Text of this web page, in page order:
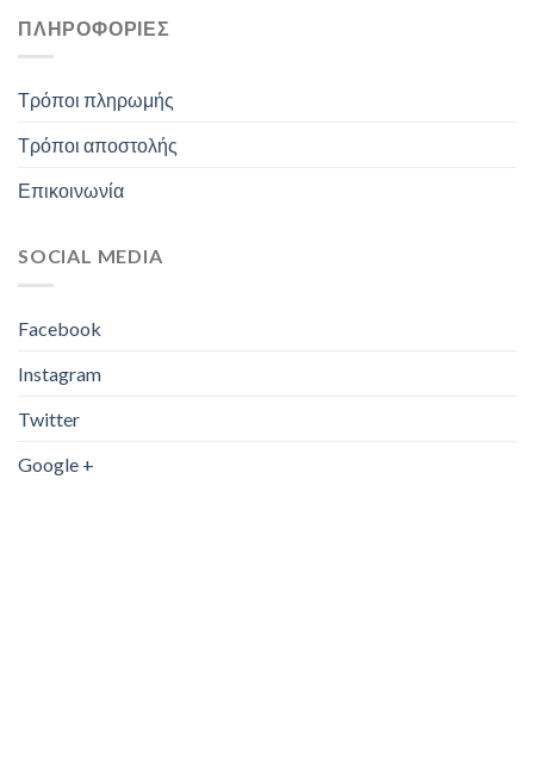
ΠΛΗΡΟΦΟΡΊΕΣ
Τρόποι πληρωμής
Τρόποι αποστολής
Επικοινωνία
SOCIAL MEDIA
Facebook
Instagram
Twitter
Google +